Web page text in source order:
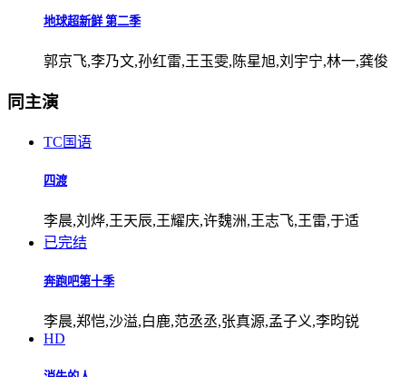
地球超新鲜 第二季
郭京飞,李乃文,孙红雷,王玉雯,陈星旭,刘宇宁,林一,龚俊
同主演
TC国语
四渡
李晨,刘烨,王天辰,王耀庆,许魏洲,王志飞,王雷,于适
已完结
奔跑吧第十季
李晨,郑恺,沙溢,白鹿,范丞丞,张真源,孟子义,李昀锐
HD